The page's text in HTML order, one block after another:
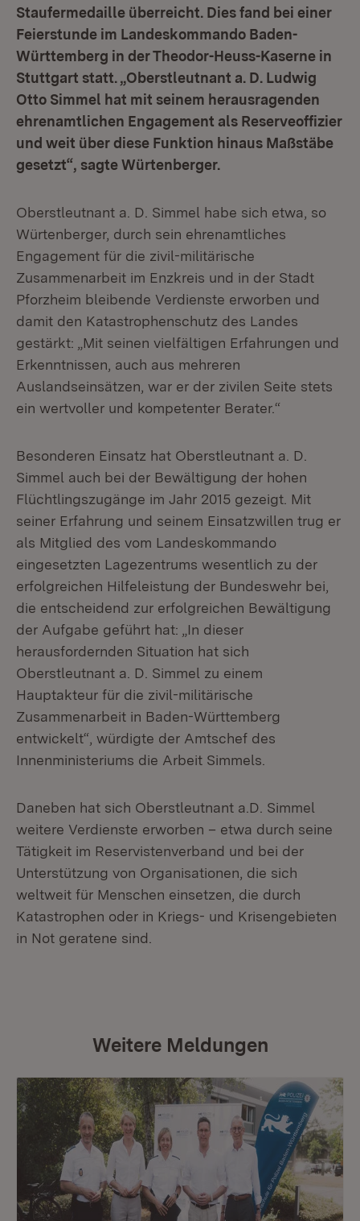
Staufermedaille überreicht. Dies fand bei einer
Feierstunde im Landeskommando Baden-
Württemberg in der Theodor-Heuss-Kaserne in
Stuttgart statt. „Oberstleutnant a. D. Ludwig
Otto Simmel hat mit seinem herausragenden
ehrenamtlichen Engagement als Reserveoffizier
und weit über diese Funktion hinaus Maßstäbe
gesetzt“, sagte Würtenberger.
Oberstleutnant a. D. Simmel habe sich etwa, so
Würtenberger, durch sein ehrenamtliches
Engagement für die zivil-militärische
Zusammenarbeit im Enzkreis und in der Stadt
Pforzheim bleibende Verdienste erworben und
damit den Katastrophenschutz des Landes
gestärkt: „Mit seinen vielfältigen Erfahrungen und
Erkenntnissen, auch aus mehreren
Auslandseinsätzen, war er der zivilen Seite stets
ein wertvoller und kompetenter Berater.“
Besonderen Einsatz hat Oberstleutnant a. D.
Simmel auch bei der Bewältigung der hohen
Flüchtlingszugänge im Jahr 2015 gezeigt. Mit
seiner Erfahrung und seinem Einsatzwillen trug er
als Mitglied des vom Landeskommando
eingesetzten Lagezentrums wesentlich zu der
erfolgreichen Hilfeleistung der Bundeswehr bei,
die entscheidend zur erfolgreichen Bewältigung
der Aufgabe geführt hat: „In dieser
herausfordernden Situation hat sich
Oberstleutnant a. D. Simmel zu einem
Hauptakteur für die zivil-militärische
Zusammenarbeit in Baden-Württemberg
entwickelt“, würdigte der Amtschef des
Innenministeriums die Arbeit Simmels.
Daneben hat sich Oberstleutnant a.D. Simmel
weitere Verdienste erworben – etwa durch seine
Tätigkeit im Reservistenverband und bei der
Unterstützung von Organisationen, die sich
weltweit für Menschen einsetzen, die durch
Katastrophen oder in Kriegs- und Krisengebieten
in Not geratene sind.
Weitere Meldungen